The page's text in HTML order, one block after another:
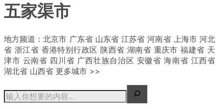
五家渠市
地方频道：北京市 广东省 山东省 江苏省 河南省 上海市 河北
省 浙江省 香港特别行政区 陕西省 湖南省 重庆市 福建省 天
津市 云南省 四川省 广西壮族自治区 安徽省 海南省 江西省
湖北省 山西省 更多城市 >>